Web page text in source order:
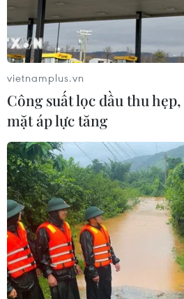
TIN CÙNG CHUYÊN MỤC
Cộng hòa Dân chủ Congo ghi
hơn 300 trẻ em tử vong do
08/08/2026 15:21
Ớt nhập khẩu từ Mexico khiến
trăm người tiêu dùng Mỹ
khuẩn Salmonella
07/08/2026 00:43
vietnamplus.vn
Công suất lọc dầu thu
mặt áp lực tăng